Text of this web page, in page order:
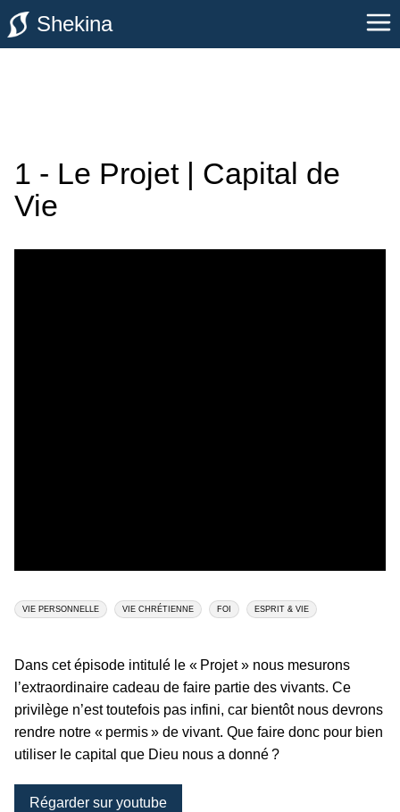
Shekina
1 - Le Projet | Capital de
Vie
VIE PERSONNELLE VIE CHRÉTIENNE FOI ESPRIT & VIE
Dans cet épisode intitulé le « Projet » nous mesurons
l’extraordinaire cadeau de faire partie des vivants. Ce
privilège n’est toutefois pas infini, car bientôt nous devrons
rendre notre « permis » de vivant. Que faire donc pour bien
utiliser le capital que Dieu nous a donné ?
Régarder sur youtube